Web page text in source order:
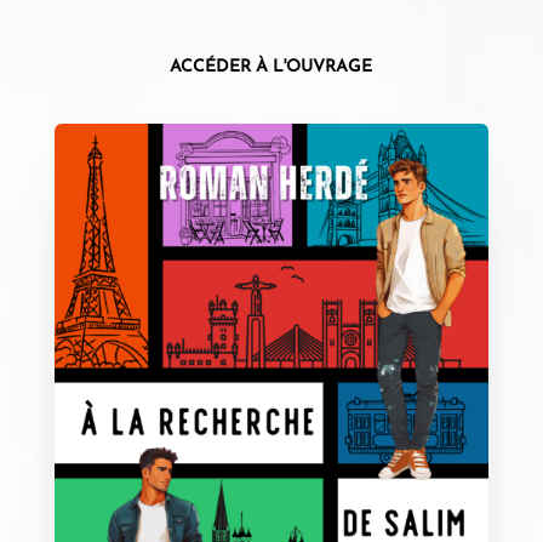
ACCÉDER À L'OUVRAGE